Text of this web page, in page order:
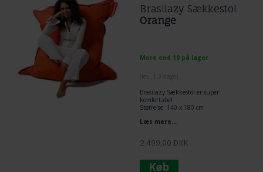
Brasilazy Sækkestol
Orange
Mere end 10 på lager
Brasilazy Sækkestol er super
komfortabel
Størrelse: 140 x 180 cm
Farve: ORANGE
Læs mere...
2.499,00 DKK